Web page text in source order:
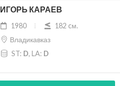
ИГОРЬ КАРАЕВ
1980
182 cм.
Владикавказ
ST: D, LA: D